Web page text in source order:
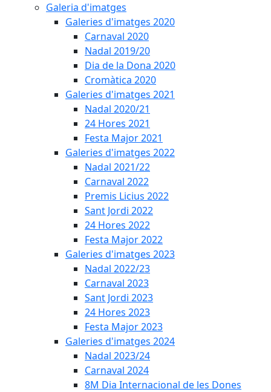
Galeria d'imatges
Galeries d'imatges 2020
Carnaval 2020
Nadal 2019/20
Dia de la Dona 2020
Cromàtica 2020
Galeries d'imatges 2021
Nadal 2020/21
24 Hores 2021
Festa Major 2021
Galeries d'imatges 2022
Nadal 2021/22
Carnaval 2022
Premis Licius 2022
Sant Jordi 2022
24 Hores 2022
Festa Major 2022
Galeries d'imatges 2023
Nadal 2022/23
Carnaval 2023
Sant Jordi 2023
24 Hores 2023
Festa Major 2023
Galeries d'imatges 2024
Nadal 2023/24
Carnaval 2024
8M Dia Internacional de les Dones